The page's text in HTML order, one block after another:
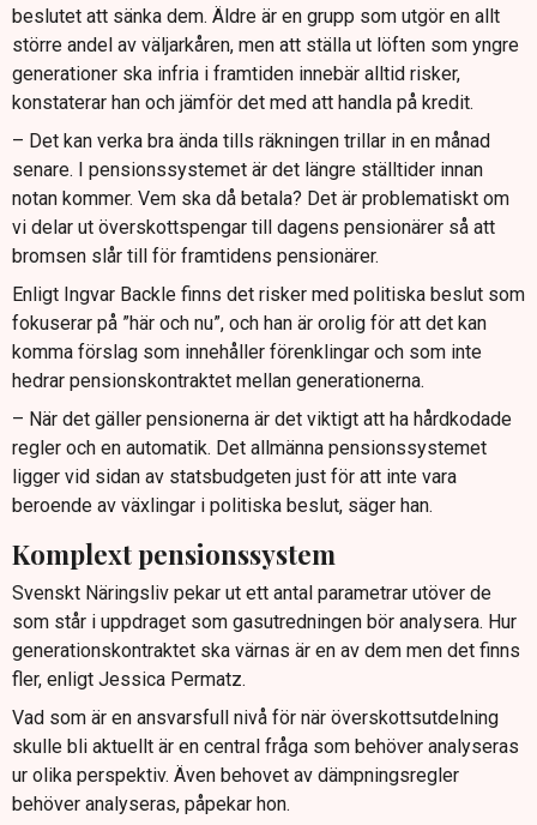
beslutet att sänka dem. Äldre är en grupp som utgör en allt
större andel av väljarkåren, men att ställa ut löften som yngre
generationer ska infria i framtiden innebär alltid risker,
konstaterar han och jämför det med att handla på kredit.
– Det kan verka bra ända tills räkningen trillar in en månad
senare. I pensionssystemet är det längre ställtider innan
notan kommer. Vem ska då betala? Det är problematiskt om
vi delar ut överskottspengar till dagens pensionärer så att
bromsen slår till för framtidens pensionärer.
Enligt Ingvar Backle finns det risker med politiska beslut som
fokuserar på ”här och nu”, och han är orolig för att det kan
komma förslag som innehåller förenklingar och som inte
hedrar pensionskontraktet mellan generationerna.
– När det gäller pensionerna är det viktigt att ha hårdkodade
regler och en automatik. Det allmänna pensionssystemet
ligger vid sidan av statsbudgeten just för att inte vara
beroende av växlingar i politiska beslut, säger han.
Komplext pensionssystem
Svenskt Näringsliv pekar ut ett antal parametrar utöver de
som står i uppdraget som gasutredningen bör analysera. Hur
generationskontraktet ska värnas är en av dem men det finns
fler, enligt Jessica Permatz.
Vad som är en ansvarsfull nivå för när överskottsutdelning
skulle bli aktuellt är en central fråga som behöver analyseras
ur olika perspektiv. Även behovet av dämpningsregler
behöver analyseras, påpekar hon.